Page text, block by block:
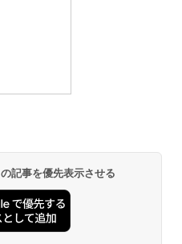
記事を優先表示させる